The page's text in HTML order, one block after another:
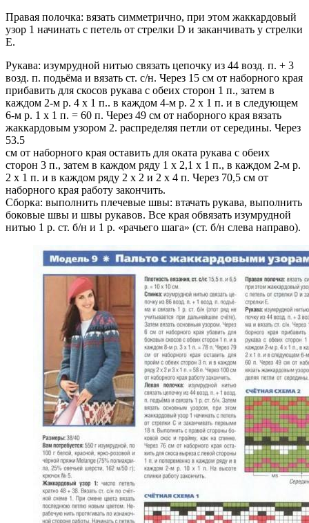
Правая полочка: вязать симметрично, при этом жаккардовый
узор 1 начинать с петель от стрелки D и заканчивать у стрелки
Е.
Рукава: изумрудной нитью связать цепочку из 44 возд. п. + 3
возд. п. подьёма и вязать ст. с/н. Через 15 см от наборного края
прибавить для скосов рукава с обеих сторон 1 п., затем в
каждом 2-м р. 4 х 1 п.. в каждом 4-м р. 2 х 1 п. и в следующем
6-м р. 1 х 1 п. = 60 п. Через 49 см от наборного края вязать
жаккардовым узором 2. распределяя петли от середины. Через
53.5
см от наборного края оставить для оката рукава с обеих
сторон 3 п., затем в каждом ряду 1 х 2,1 х 1 п., в каждом 2-м р.
2 х 1 п. и в каждом ряду 2 х 2 и 2 х 4 п. Через 70,5 см от
наборного края работу закончить.
Сборка: выполнить плечевые швы: втачать рукава, выполнить
боковые швы и швы рукавов. Все края обвязать изумрудной
нитью 1 р. ст. б/н и 1 р. «рачьего шага» (ст. б/н слева направо).